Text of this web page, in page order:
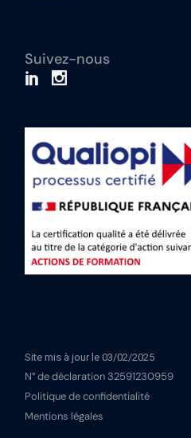
Suivez-nous
Site mis à jour le 03/02/2025
N° de déclaration 32591230959
Politique de confidentialité
Mentions légales